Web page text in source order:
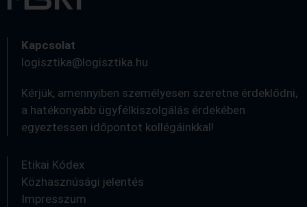
Kapcsolat
logisztika@logisztika.hu
Kérjük, amennyiben személyesen szeretne érdeklődni,
a hatékonyabb ügyfélkiszolgálás érdekében
egyeztessen időpontot kollégáinkkal!
Etikai Kódex
Közhasznúsági jelentés
Impresszum